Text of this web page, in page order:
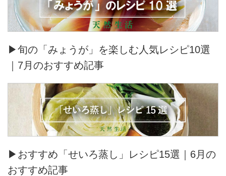
▶旬の「みょうが」を楽しむ人気レシピ10選
｜7月のおすすめ記事
▶おすすめ「せいろ蒸し」レシピ15選｜6月の
おすすめ記事